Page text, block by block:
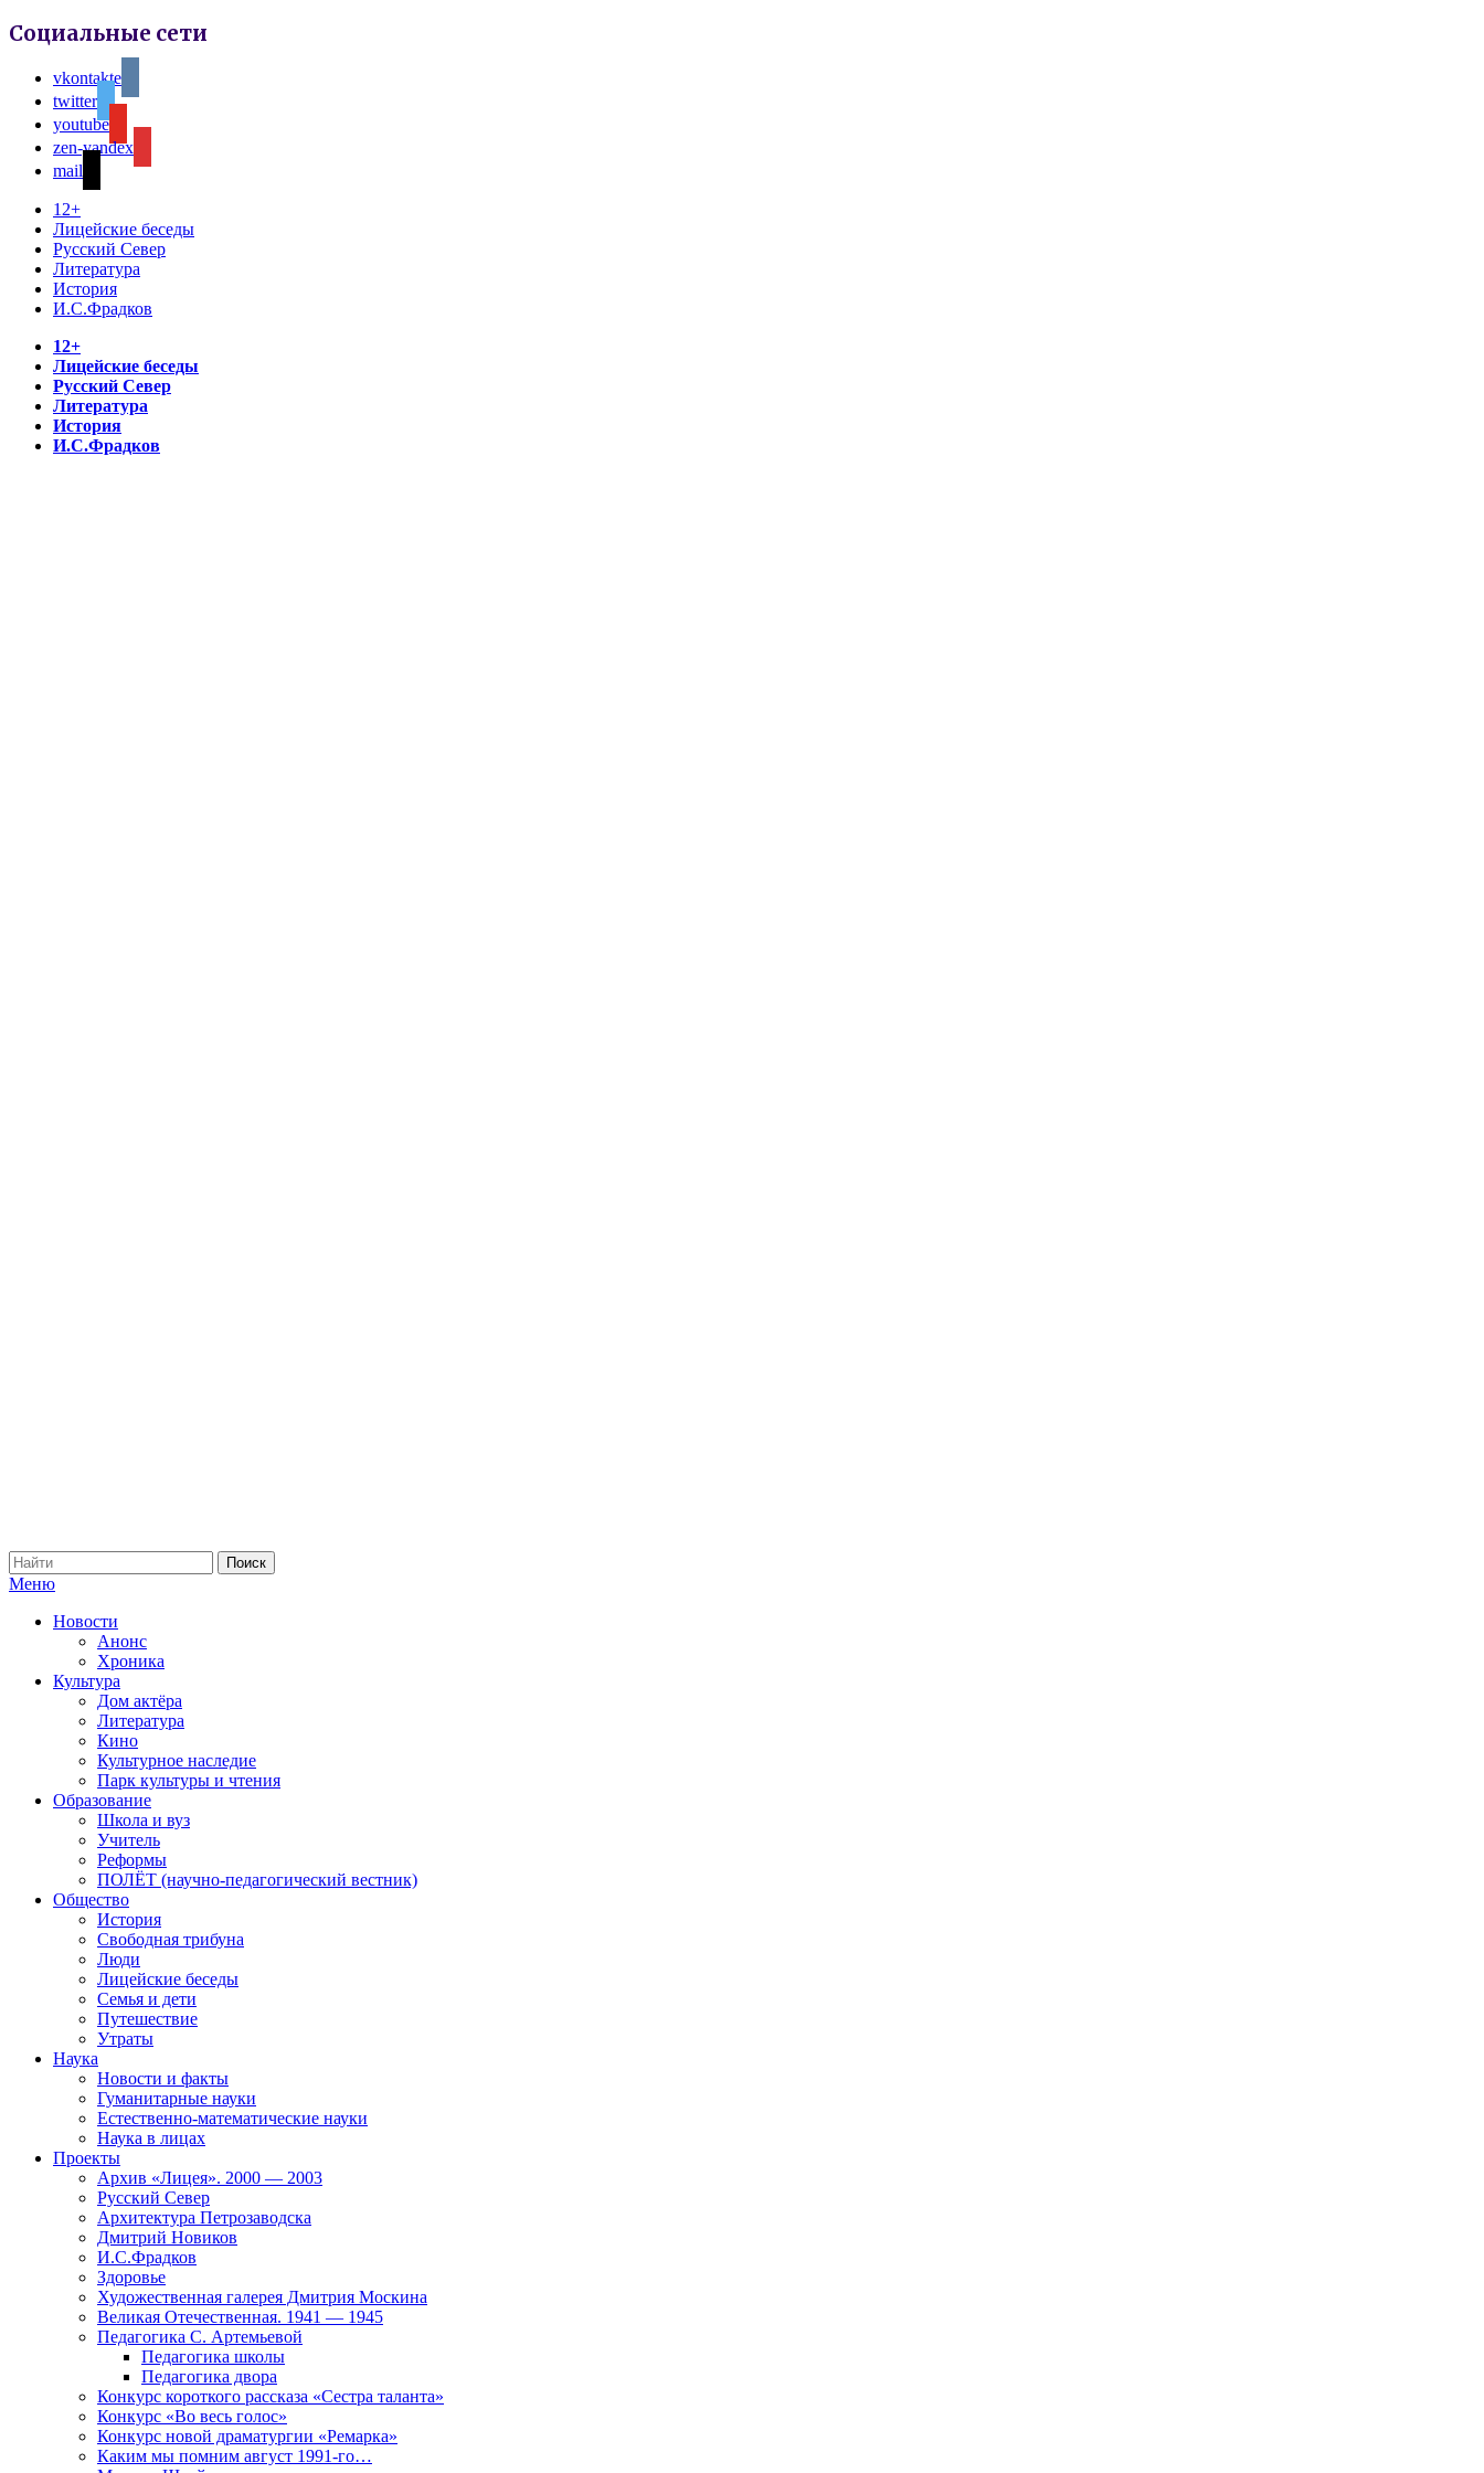
Социальные сети
vkontakte
twitter
youtube
zen-yandex
mail
12+
Лицейские беседы
Русский Север
Литература
История
И.С.Фрадков
12+
Лицейские беседы
Русский Север
Литература
История
И.С.Фрадков
Меню
Новости
Анонс
Хроника
Культура
Дом актёра
Литература
Кино
Культурное наследие
Парк культуры и чтения
Образование
Школа и вуз
Учитель
Реформы
ПОЛЁТ (научно-педагогический вестник)
Общество
История
Свободная трибуна
Люди
Лицейские беседы
Семья и дети
Путешествие
Утраты
Наука
Новости и факты
Гуманитарные науки
Естественно-математические науки
Наука в лицах
Проекты
Архив «Лицея». 2000 — 2003
Русский Север
Архитектура Петрозаводска
Дмитрий Новиков
И.С.Фрадков
Здоровье
Художественная галерея Дмитрия Москина
Великая Отечественная. 1941 — 1945
Педагогика С. Артемьевой
Педагогика школы
Педагогика двора
Конкурс короткого рассказа «Сестра таланта»
Конкурс «Во весь голос»
Конкурс новой драматургии «Ремарка»
Каким мы помним август 1991-го…